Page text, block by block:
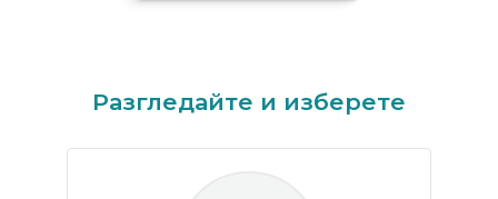
Разгледайте и изберете